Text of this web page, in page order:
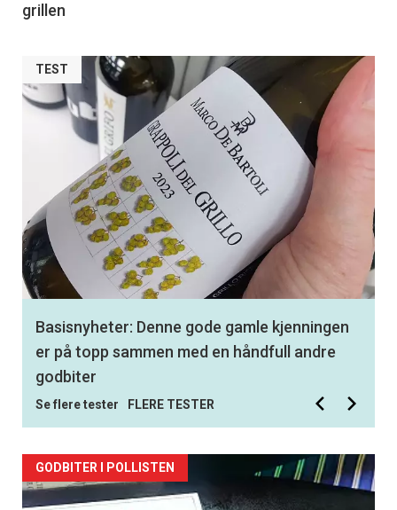
grillen
TEST
Best av 350 testede viner: Med denne
hvitvinen får du en smak av virkelig storhet
Se flere tester FLERE TESTER
GODBITER I POLLISTEN